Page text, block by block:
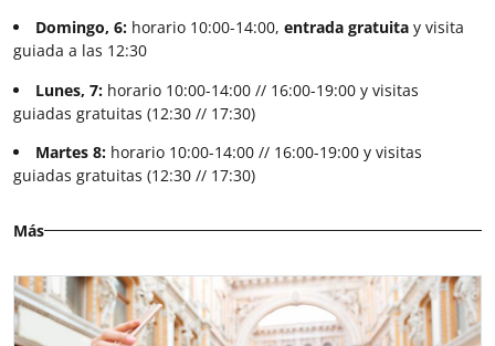
Domingo, 6: horario 10:00-14:00,entrada gratuita y visita
guiada a las 12:30
Lunes, 7: horario 10:00-14:00 // 16:00-19:00 y visitas
guiadas gratuitas (12:30 // 17:30)
Martes 8: horario 10:00-14:00 // 16:00-19:00 y visitas
guiadas gratuitas (12:30 // 17:30)
Más